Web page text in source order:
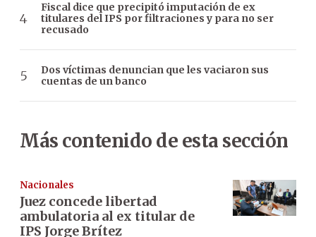
Fiscal dice que precipitó imputación de ex
titulares del IPS por filtraciones y para no ser
recusado
Dos víctimas denuncian que les vaciaron sus
cuentas de un banco
Más contenido de esta sección
Nacionales
Juez concede libertad
ambulatoria al ex titular de
IPS Jorge Brítez